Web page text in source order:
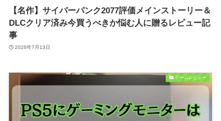
【名作】サイバーパンク2077評価メインストーリー＆
DLCクリア済み今買うべきか悩む人に贈るレビュー記
事
2026年7月13日
ゲームレビュー